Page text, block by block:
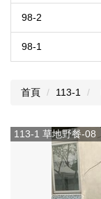
98-2
98-1
首頁 113-1
113-1 草地野餐-08